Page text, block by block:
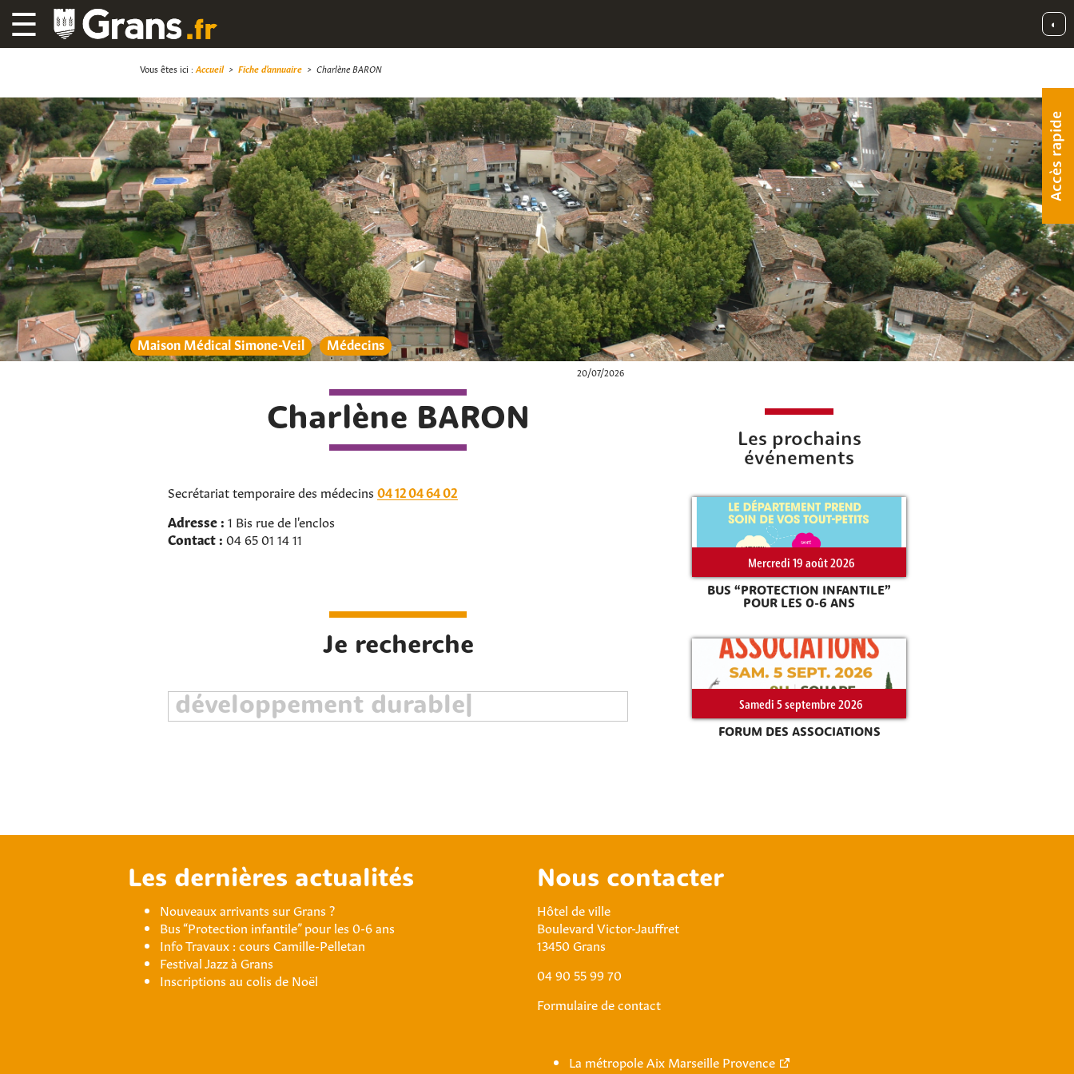
☰ ◐
Accès rapide
Vous êtes ici : Accueil> Fiche d'annuaire > Charlène BARON
Maison Médical Simone-Veil Médecins
20/07/2026
Charlène BARON
Secrétariat temporaire des médecins 04 12 04 64 02
Adresse : 1 Bis rue de l'enclos
Contact : 04 65 01 14 11
Je recherche
Les prochains
événements
Mercredi 19 août 2026
BUS “PROTECTION INFANTILE”
POUR LES 0-6 ANS
Samedi 5 septembre 2026
FORUM DES ASSOCIATIONS
Les dernières actualités
Nouveaux arrivants sur Grans ?
Bus “Protection infantile” pour les 0-6 ans
Info Travaux : cours Camille-Pelletan
Festival Jazz à Grans
Inscriptions au colis de Noël
Nous contacter
Hôtel de ville
Boulevard Victor-Jauffret
13450 Grans
04 90 55 99 70
Formulaire de contact
La métropole Aix Marseille Provence